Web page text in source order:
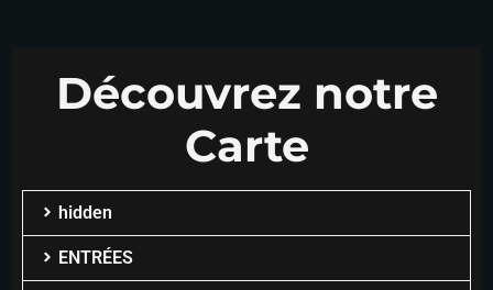
Découvrez notre
Carte
hidden
ENTRÉES